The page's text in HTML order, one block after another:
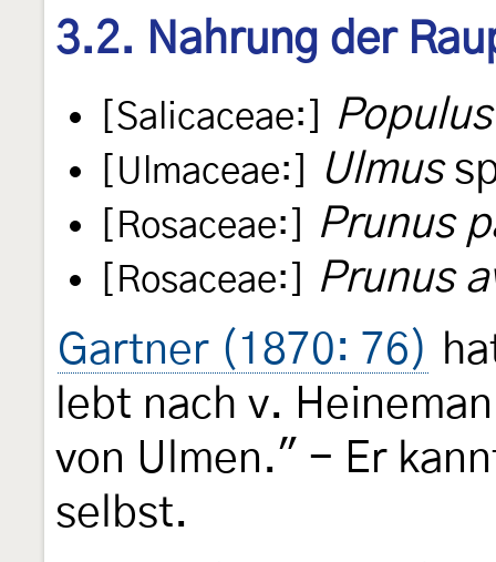
3.2. Nahrung der
[Salicaceae:]
[Ulmaceae:] Ulmus
[Rosaceae:] Prunus
[Rosaceae:]
Prunus
Gartner (1870: 76)
lebt nach v.
von Ulmen." - Er
selbst.